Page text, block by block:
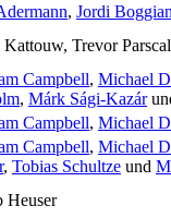
, Jordi
Kattouw, Trevor
Campbell, Michael
, Márk Sági-Kazár
Campbell, Michael
Campbell, Michael
, Tobias Schultze und
Heuser